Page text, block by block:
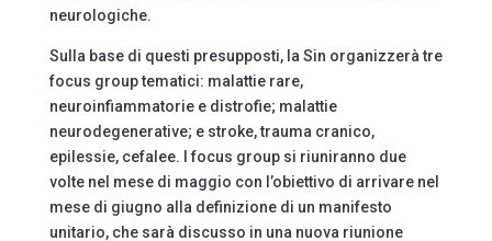
neurologiche.
Sulla base di questi presupposti, la Sin organizzerà tre
focus group tematici: malattie rare,
neuroinfiammatorie e distrofie; malattie
neurodegenerative; e stroke, trauma cranico,
epilessie, cefalee. I focus group si riuniranno due
volte nel mese di maggio con l’obiettivo di arrivare nel
mese di giugno alla definizione di un manifesto
unitario, che sarà discusso in una nuova riunione